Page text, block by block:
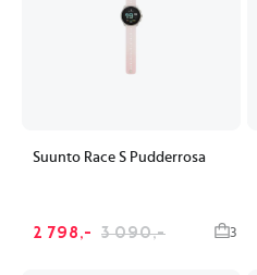
Suunto Race S Pudderrosa
2 798,- 3 090,- 3